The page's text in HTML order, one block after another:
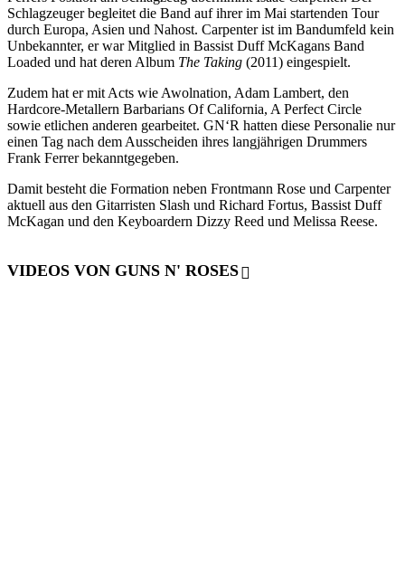
Schlagzeuger begleitet die Band auf ihrer im Mai startenden Tour
durch Europa, Asien und Nahost. Carpenter ist im Bandumfeld kein
Unbekannter, er war Mitglied in Bassist Duff McKagans Band
Loaded und hat deren Album The Taking (2011) eingespielt.
Zudem hat er mit Acts wie Awolnation, Adam Lambert, den
Hardcore-Metallern Barbarians Of California, A Perfect Circle
sowie etlichen anderen gearbeitet. GN‘R hatten diese Personalie nur
einen Tag nach dem Ausscheiden ihres langjährigen Drummers
Frank Ferrer bekanntgegeben.
Damit besteht die Formation neben Frontmann Rose und Carpenter
aktuell aus den Gitarristen Slash und Richard Fortus, Bassist Duff
McKagan und den Keyboardern Dizzy Reed und Melissa Reese.
VIDEOS VON GUNS N' ROSES